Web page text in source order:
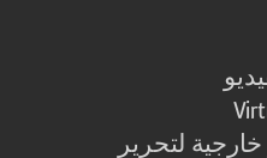
خارجية لتحرير